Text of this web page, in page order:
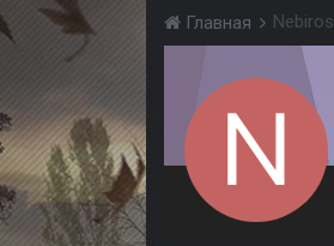
Главная Nebiros